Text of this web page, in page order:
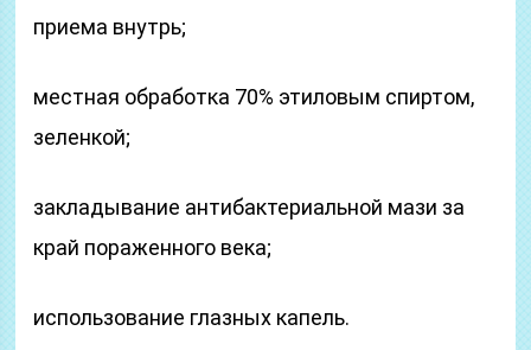
приема внутрь;
местная обработка 70% этиловым спиртом,
зеленкой;
закладывание антибактериальной мази за
край пораженного века;
использование глазных капель.